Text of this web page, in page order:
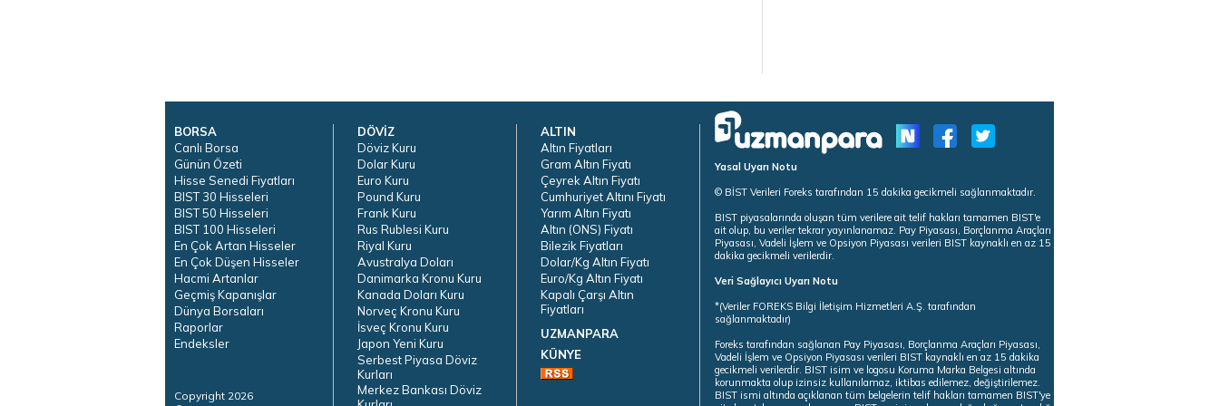
BORSA
Canlı Borsa
Günün Özeti
Hisse Senedi Fiyatları
BIST 30 Hisseleri
BIST 50 Hisseleri
BIST 100 Hisseleri
En Çok Artan Hisseler
En Çok Düşen Hisseler
Hacmi Artanlar
Geçmiş Kapanışlar
Dünya Borsaları
Raporlar
Endeksler
Copyright 2026
DÖVİZ
Döviz Kuru
Dolar Kuru
Euro Kuru
Pound Kuru
Frank Kuru
Rus Rublesi Kuru
Riyal Kuru
Avustralya Doları
Danimarka Kronu Kuru
Kanada Doları Kuru
Norveç Kronu Kuru
İsveç Kronu Kuru
Japon Yeni Kuru
Serbest Piyasa Döviz
Kurları
Merkez Bankası Döviz
ALTIN
Altın Fiyatları
Gram Altın Fiyatı
Çeyrek Altın Fiyatı
Cumhuriyet Altını Fiyatı
Yarım Altın Fiyatı
Altın (ONS) Fiyatı
Bilezik Fiyatları
Dolar/Kg Altın Fiyatı
Euro/Kg Altın Fiyatı
Kapalı Çarşı Altın
Fiyatları
UZMANPARA
KÜNYE
Yasal Uyarı Notu
© BİST Verileri Foreks tarafından 15 dakika gecikmeli sağlanmaktadır.
BIST piyasalarında oluşan tüm verilere ait telif hakları tamamen BIST'e
ait olup, bu veriler tekrar yayınlanamaz. Pay Piyasası, Borçlanma Araçları
Piyasası, Vadeli İşlem ve Opsiyon Piyasası verileri BIST kaynaklı en az 15
dakika gecikmeli verilerdir.
Veri Sağlayıcı Uyarı Notu
*(Veriler FOREKS Bilgi İletişim Hizmetleri A.Ş. tarafından
sağlanmaktadır)
Foreks tarafından sağlanan Pay Piyasası, Borçlanma Araçları Piyasası,
Vadeli İşlem ve Opsiyon Piyasası verileri BIST kaynaklı en az 15 dakika
gecikmeli verilerdir. BIST isim ve logosu Koruma Marka Belgesi altında
korunmakta olup izinsiz kullanılamaz, iktibas edilemez, değiştirilemez.
BIST ismi altında açıklanan tüm belgelerin telif hakları tamamen BIST'ye